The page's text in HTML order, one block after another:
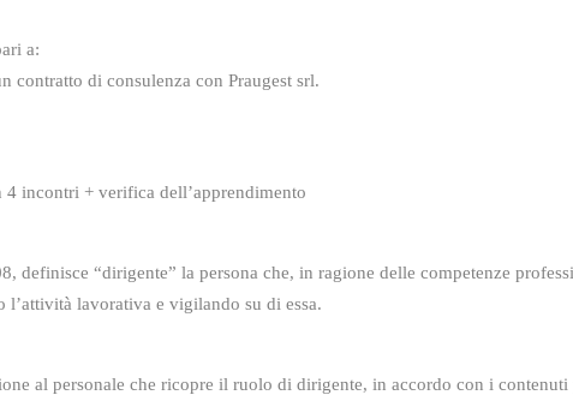
a:
contratto di consulenza con Praugest srl.
incontri + verifica dell’apprendimento
definisce “dirigente” la persona che, in ragione delle competenze
lavorativa e vigilando su di essa.
al personale che ricopre il ruolo di dirigente, in accordo con i